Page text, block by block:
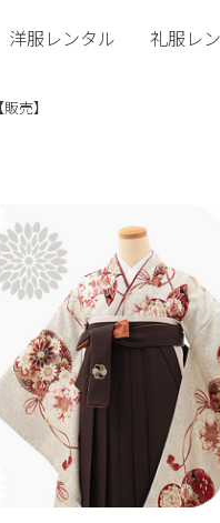
洋服レンタル 礼服レ
売】